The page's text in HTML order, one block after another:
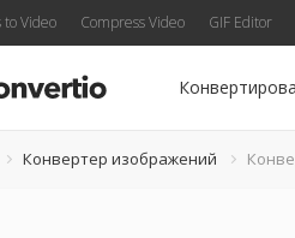
Video Compress Video GIF Editor
Конвертер изображений